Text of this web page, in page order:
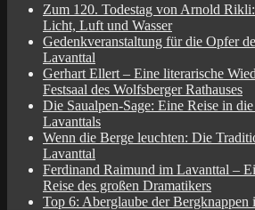
Zum 120. Todestag von Arnold
Licht, Luft und Wasser
Gedenkveranstaltung für die Opfer
Lavanttal
Gerhart Ellert – Eine literarische
Festsaal des Wolfsberger Rathauses
Die Saualpen-Sage: Eine Reise in
Lavanttals
Wenn die Berge leuchten: Die
Lavanttal
Ferdinand Raimund im Lavanttal –
Reise des großen Dramatikers
Top 6: Aberglaube der Bergknappen